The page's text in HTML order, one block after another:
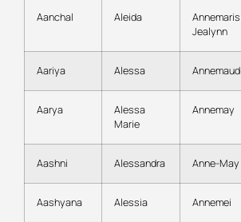
Aanchal Aleida
Annemaris
Jealynn
Aariya Alessa Annemaud
Aarya
Alessa
Marie
Annemay
Aashni Alessandra Anne-May
Aashyana Alessia Annemei